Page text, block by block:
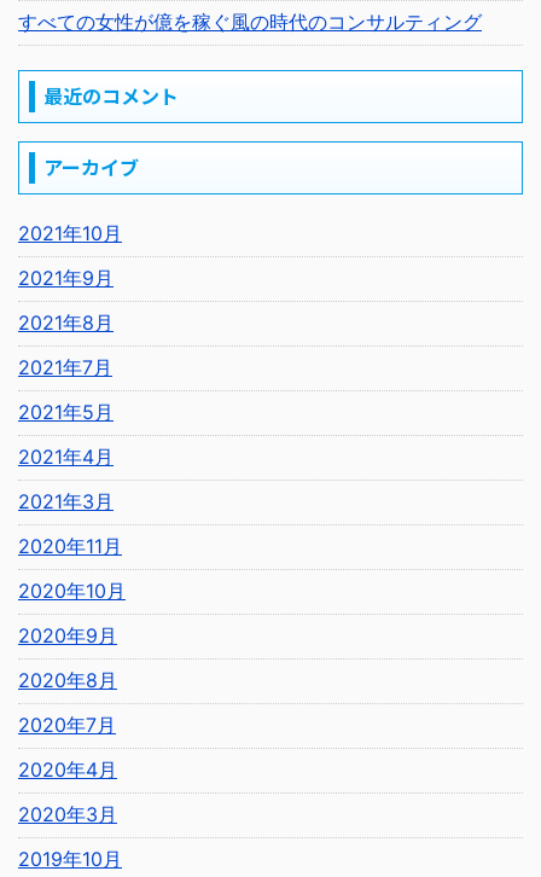
すべての女性が億を稼ぐ風の時代のコンサルティング
最近のコメント
アーカイブ
2021年10月
2021年9月
2021年8月
2021年7月
2021年5月
2021年4月
2021年3月
2020年11月
2020年10月
2020年9月
2020年8月
2020年7月
2020年4月
2020年3月
2019年10月